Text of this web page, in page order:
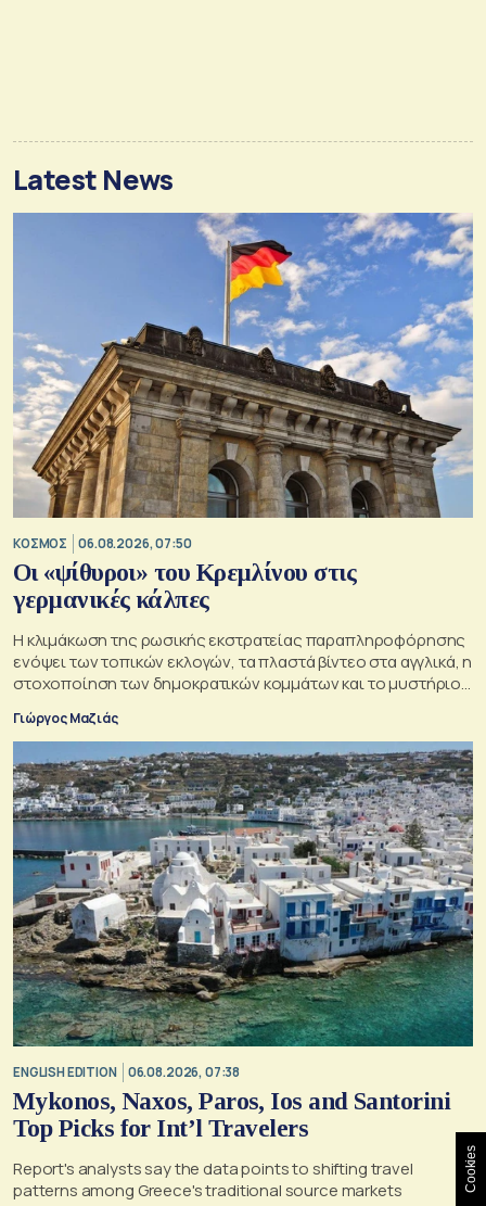
Latest News
ΚΟΣΜΟΣ 06.08.2026, 07:50
Οι «ψίθυροι» του Κρεμλίνου στις
γερμανικές κάλπες
Η κλιμάκωση της ρωσικής εκστρατείας παραπληροφόρησης
ενόψει των τοπικών εκλογών, τα πλαστά βίντεο στα αγγλικά, η
στοχοποίηση των δημοκρατικών κομμάτων και το μυστήριο
Γιώργος Μαζιάς
ENGLISH EDITION 06.08.2026, 07:38
Mykonos, Naxos, Paros, Ios and Santorini
Top Picks for Int’l Travelers
Report's analysts say the data points to shifting travel
patterns among Greece's traditional source markets
Cookies